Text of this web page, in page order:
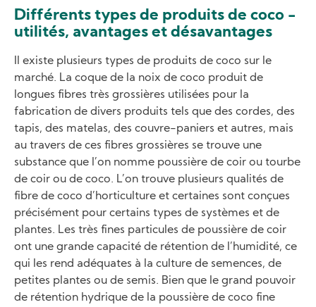
Différents types de produits de coco -
utilités, avantages et désavantages
Il existe plusieurs types de produits de coco sur le
marché. La coque de la noix de coco produit de
longues fibres très grossières utilisées pour la
fabrication de divers produits tels que des cordes, des
tapis, des matelas, des couvre-paniers et autres, mais
au travers de ces fibres grossières se trouve une
substance que l’on nomme poussière de coir ou tourbe
de coir ou de coco. L’on trouve plusieurs qualités de
fibre de coco d’horticulture et certaines sont conçues
précisément pour certains types de systèmes et de
plantes. Les très fines particules de poussière de coir
ont une grande capacité de rétention de l’humidité, ce
qui les rend adéquates à la culture de semences, de
petites plantes ou de semis. Bien que le grand pouvoir
de rétention hydrique de la poussière de coco fine